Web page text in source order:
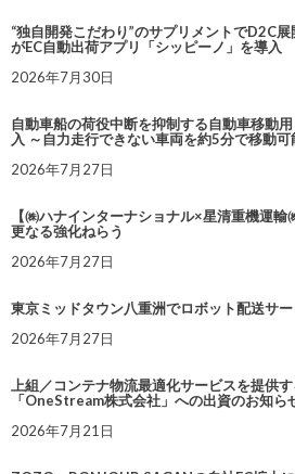
“独自開発こだわり”のサプリメントでD2C展
がEC自動出荷アプリ「シッピーノ」を導入
2026年7月30日
自動車船の荷役中断を抑制する自動車移動
入 ～自力走行できない車両を約5分で移動可
2026年7月27日
【㈱ハナインターナショナル×星清重機運
更なる強化ねらう
2026年7月27日
東京ミッドタウン八重洲でロボット配送サ
2026年7月27日
上組／コンテナ物流最適化サービスを提供
「OneStream株式会社」への出資のお知ら
2026年7月21日